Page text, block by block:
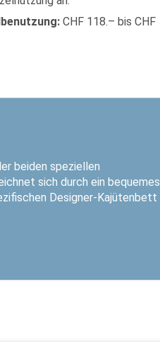
CHF 118.– bis CHF
beiden speziellen
sich durch ein bequemes
Designer-Kajütenbett